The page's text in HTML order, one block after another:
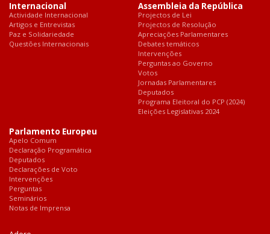
Internacional
Actividade Internacional
Artigos e Entrevistas
Paz e Solidariedade
Questões Internacionais
Assembleia da República
Projectos de Lei
Projectos de Resolução
Apreciações Parlamentares
Debates temáticos
Intervenções
Perguntas ao Governo
Votos
Jornadas Parlamentares
Deputados
Programa Eleitoral do PCP (2024)
Eleições Legislativas 2024
Parlamento Europeu
Apelo Comum
Declaração Programática
Deputados
Declarações de Voto
Intervenções
Perguntas
Seminários
Notas de Imprensa